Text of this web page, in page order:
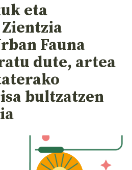
eta
Fauna
dute, artea
bultzatzen